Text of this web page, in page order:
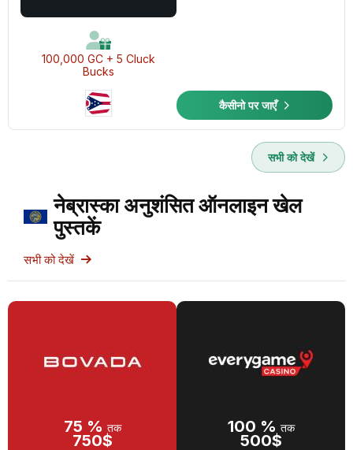
100,000 GC + 5 Cluck
Bucks
कैसीनो पर जाएँ
सभी को देखें
नेब्रास्का अनुशंसित ऑनलाइन खेल
पुस्तकें
सभी को देखें
75 % तक
750$
100 % तक
500$